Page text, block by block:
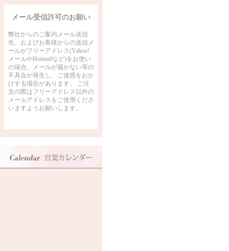
メール受信許可のお願い
弊社からのご案内メール送信
先、およびお客様からの送信メ
ールがフリーアドレス(Yahoo!
メールやHotmailなど)をお使い
の場合、メールが届かない等の
不具合が発生し、ご迷惑をおか
けする場合があります。 ご注
文の際はフリーアドレス以外の
メールアドレスをご使用くださ
いますようお願いします。